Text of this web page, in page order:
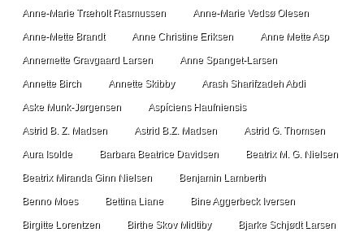
Anne-Marie Træholt Rasmussen Anne-Marie Vedsø Olesen
Anne-Mette Brandt Anne Christine Eriksen Anne Mette Asp
Annemette Gravgaard Larsen Anne Spanget-Larsen
Annette Birch Annette Skibby Arash Sharifzadeh Abdi
Aske Munk-Jørgensen Aspíciens Haufniensis
Astrid B. Z. Madsen Astrid B.Z. Madsen Astrid G. Thomsen
Aura Isolde Barbara Beatrice Davidsen Beatrix M. G. Nielsen
Beatrix Miranda Ginn Nielsen Benjamin Lamberth
Benno Moes Bettina Liane Bine Aggerbeck Iversen
Birgitte Lorentzen Birthe Skov Midtiby Bjarke Schjødt Larsen